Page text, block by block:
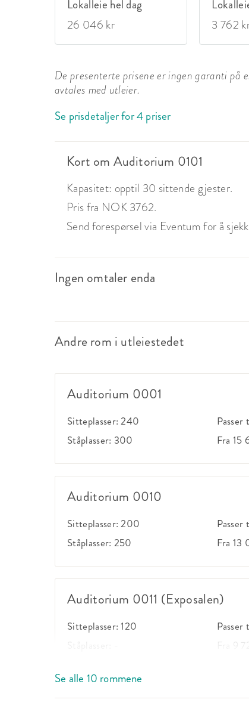
Lokalleie hel dag
26 046 kr
3 762
De presenterte prisene er ingen garanti på
avtales med utleier.
Se prisdetaljer for 4 priser
Kort om Auditorium 0101
Kapasitet: opptil 30 sittende gjester.
Pris fra NOK 3762.
Send forespørsel via Eventum for å
Ingen omtaler enda
Andre rom i utleiestedet
Auditorium 0001
Sitteplasser:240
Ståplasser: 300
Passer
Fra 15
Auditorium 0010
Sitteplasser:200
Ståplasser: 250
Passer
Fra 13
Auditorium 0011 (Exposalen)
Sitteplasser:120
Ståplasser:
Passer
Fra 9
Auditorium 0100 (Kinosalen)
Se alle 10 rommene